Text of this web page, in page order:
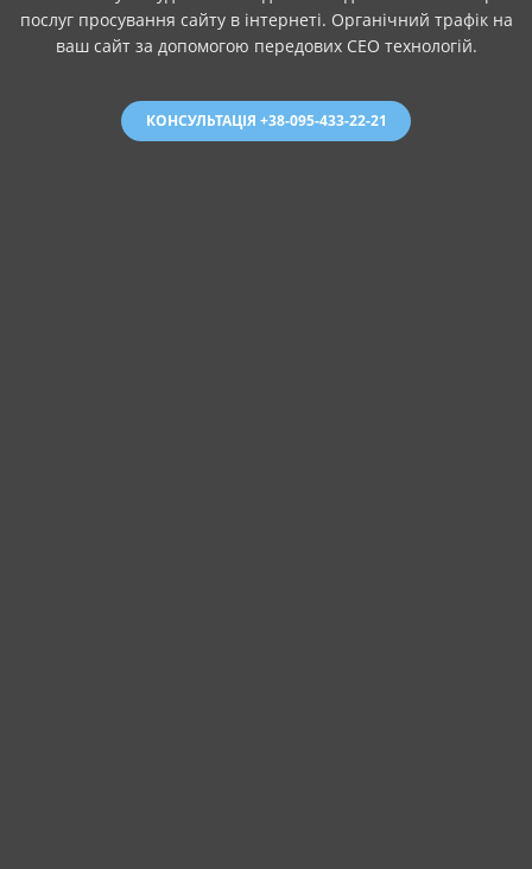
послуг просування сайту в інтернеті. Органічний трафік на
ваш сайт за допомогою передових СЕО технологій.
КОНСУЛЬТАЦІЯ +38-095-433-22-21